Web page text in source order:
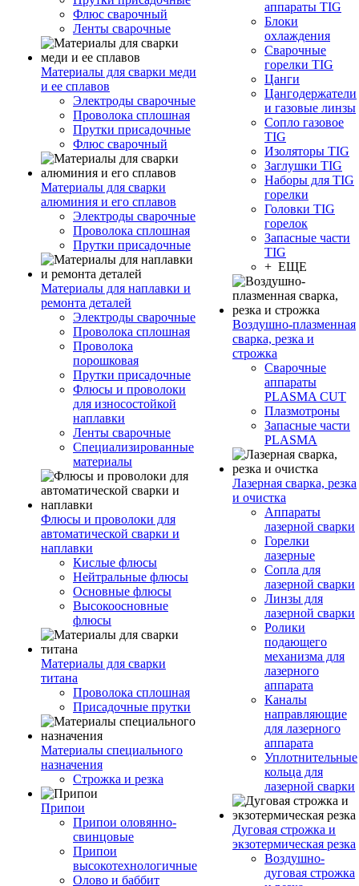
Флюс сварочный
Ленты сварочные
Материалы для сварки меди
и ее сплавов
Электроды сварочные
Проволока сплошная
Прутки присадочные
Флюс сварочный
Материалы для сварки
алюминия и его сплавов
Электроды сварочные
Проволока сплошная
Прутки присадочные
Материалы для наплавки и
ремонта деталей
Электроды сварочные
Проволока сплошная
Проволока
порошковая
Прутки присадочные
Флюсы и проволоки
для износостойкой
наплавки
Ленты сварочные
Специализированные
материалы
Флюсы и проволоки для
автоматической сварки и
наплавки
Кислые флюсы
Нейтральные флюсы
Основные флюсы
Высокоосновные
флюсы
Материалы для сварки
титана
Проволока сплошная
Присадочные прутки
Материалы специального
назначения
Строжка и резка
Припои
Припои оловянно-
свинцовые
Припои
высокотехнологичные
Олово и баббит
аппараты TIG
Блоки
охлаждения
Сварочные
горелки TIG
Цанги
Цангодержатели
и газовые линзы
Сопло газовое
TIG
Изоляторы TIG
Заглушки TIG
Наборы для TIG
горелки
Головки TIG
горелок
Запасные части
TIG
+ ЕЩЕ
Воздушно-плазменная
сварка, резка и
строжка
Сварочные
аппараты
PLASMA CUT
Плазмотроны
Запасные части
PLASMA
Лазерная сварка, резка
и очистка
Аппараты
лазерной сварки
Горелки
лазерные
Сопла для
лазерной сварки
Линзы для
лазерной сварки
Ролики
подающего
механизма для
лазерного
аппарата
Каналы
направляющие
для лазерного
аппарата
Уплотнительные
кольца для
лазерной сварки
Дуговая строжка и
экзотермическая резка
Воздушно-
дуговая строжка